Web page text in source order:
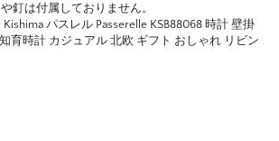
釘は付属しておりません。
パスレル Passerelle KSB88068 時計 壁掛
育時計 カジュアル 北欧 ギフト おしゃれ リビン